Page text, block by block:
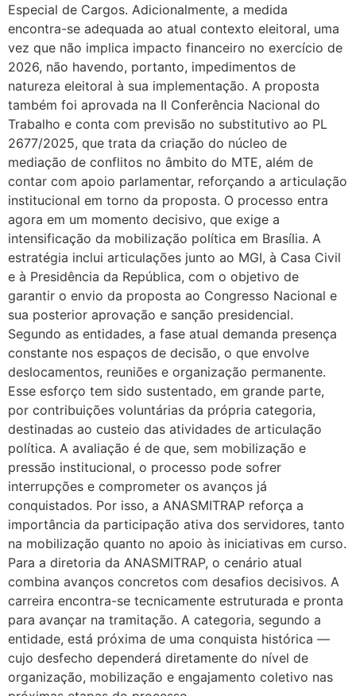
Especial de Cargos. Adicionalmente, a medida
encontra-se adequada ao atual contexto eleitoral, uma
vez que não implica impacto financeiro no exercício de
2026, não havendo, portanto, impedimentos de
natureza eleitoral à sua implementação. A proposta
também foi aprovada na II Conferência Nacional do
Trabalho e conta com previsão no substitutivo ao PL
2677/2025, que trata da criação do núcleo de
mediação de conflitos no âmbito do MTE, além de
contar com apoio parlamentar, reforçando a articulação
institucional em torno da proposta. O processo entra
agora em um momento decisivo, que exige a
intensificação da mobilização política em Brasília. A
estratégia inclui articulações junto ao MGI, à Casa Civil
e à Presidência da República, com o objetivo de
garantir o envio da proposta ao Congresso Nacional e
sua posterior aprovação e sanção presidencial.
Segundo as entidades, a fase atual demanda presença
constante nos espaços de decisão, o que envolve
deslocamentos, reuniões e organização permanente.
Esse esforço tem sido sustentado, em grande parte,
por contribuições voluntárias da própria categoria,
destinadas ao custeio das atividades de articulação
política. A avaliação é de que, sem mobilização e
pressão institucional, o processo pode sofrer
interrupções e comprometer os avanços já
conquistados. Por isso, a ANASMITRAP reforça a
importância da participação ativa dos servidores, tanto
na mobilização quanto no apoio às iniciativas em curso.
Para a diretoria da ANASMITRAP, o cenário atual
combina avanços concretos com desafios decisivos. A
carreira encontra-se tecnicamente estruturada e pronta
para avançar na tramitação. A categoria, segundo a
entidade, está próxima de uma conquista histórica —
cujo desfecho dependerá diretamente do nível de
organização, mobilização e engajamento coletivo nas